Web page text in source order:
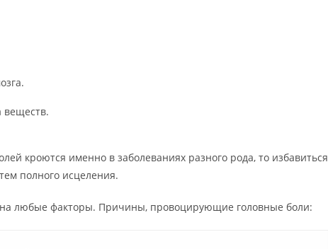
кроются именно в заболеваниях разного рода, то избавиться
полного исцеления.
на любые факторы. Причины, провоцирующие головные боли: